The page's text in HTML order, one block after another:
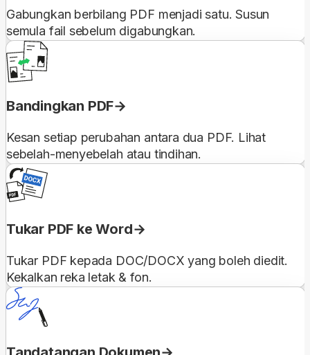
Gabungkan berbilang PDF menjadi satu. Susun
semula fail sebelum digabungkan.
Bandingkan PDF
Kesan setiap perubahan antara dua PDF. Lihat
sebelah-menyebelah atau tindihan.
Tukar PDF ke Word
Tukar PDF kepada DOC/DOCX yang boleh diedit.
Kekalkan reka letak & fon.